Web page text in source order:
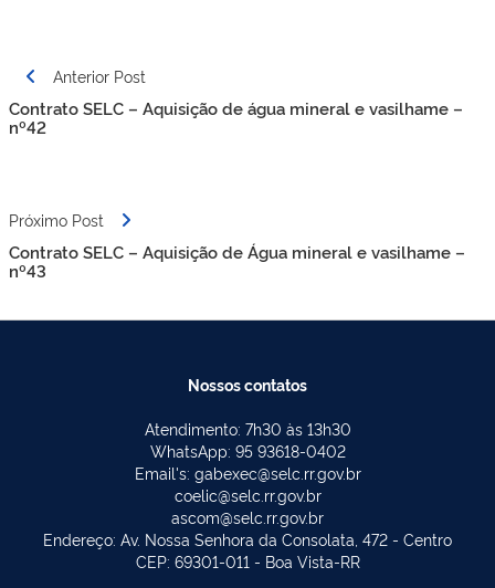
Navegação
de
Post
Anterior Post
Contrato SELC – Aquisição de água mineral e vasilhame –
nº42
Próximo Post
Contrato SELC – Aquisição de Água mineral e vasilhame –
nº43
Nossos contatos
Atendimento: 7h30 às 13h30
WhatsApp: 95 93618-0402
Email's: gabexec@selc.rr.gov.br
coelic@selc.rr.gov.br
ascom@selc.rr.gov.br
Endereço: Av. Nossa Senhora da Consolata, 472 - Centro
CEP: 69301-011 - Boa Vista-RR